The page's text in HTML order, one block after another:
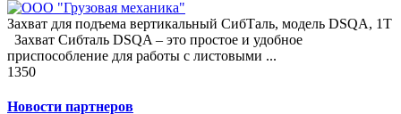
Захват для подъема вертикальный СибТаль, модель DSQA, 1Т
Захват Сибталь DSQA – это простое и удобное
приспособление для работы с листовыми ...
1350
Новости партнеров